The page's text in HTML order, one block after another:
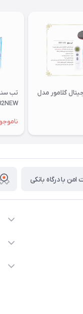
گلامور مدل
تب
امن با درگاه بانکی